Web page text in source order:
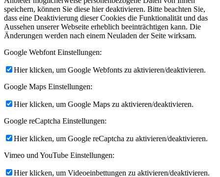
speichern, können Sie diese hier deaktivieren. Bitte beachten Sie,
dass eine Deaktivierung dieser Cookies die Funktionalität und das
Aussehen unserer Webseite erheblich beeinträchtigen kann. Die
Änderungen werden nach einem Neuladen der Seite wirksam.
Google Webfont Einstellungen:
Hier klicken, um Google Webfonts zu aktivieren/deaktivieren.
Google Maps Einstellungen:
Hier klicken, um Google Maps zu aktivieren/deaktivieren.
Google reCaptcha Einstellungen:
Hier klicken, um Google reCaptcha zu aktivieren/deaktivieren.
Vimeo und YouTube Einstellungen:
Hier klicken, um Videoeinbettungen zu aktivieren/deaktivieren.